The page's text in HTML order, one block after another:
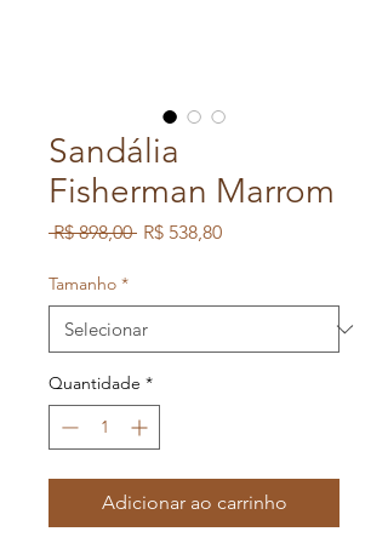
Sandália
Fisherman Marrom
R$ 898,00 Preço
R$ 538,80Preço
Tamanho *
Quantidade *
Adicionar ao carrinho